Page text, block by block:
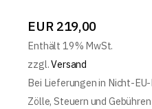
EUR 219,00
Enthält 19% MwSt.
zzgl.Versand
Bei Lieferungen in Nicht-
Zölle, Steuern und